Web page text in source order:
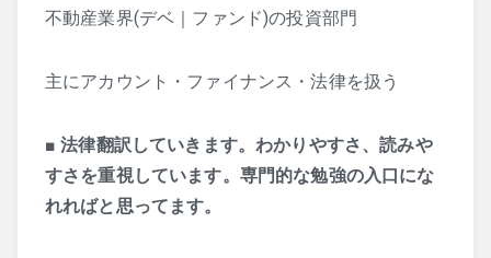
不動産業界(デベ｜ファンド)の投資部門
主にアカウント・ファイナンス・法律を扱う
■法律翻訳していきます。わかりやすさ、読みや
すさを重視しています。専門的な勉強の入口にな
れればと思ってます。